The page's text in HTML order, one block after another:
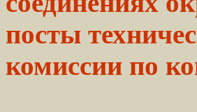
посты
комиссии по